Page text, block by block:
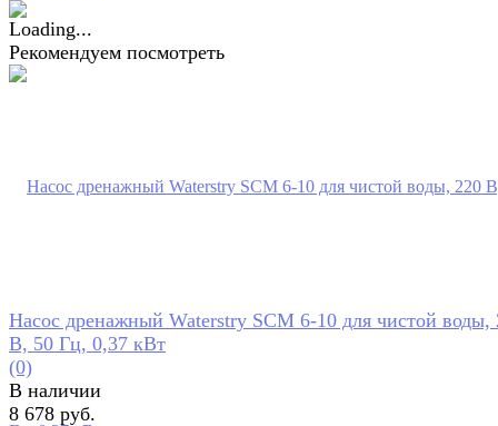
Рекомендуем посмотреть
Насос дренажный Waterstry SCM 6-10 для чистой воды,
В, 50 Гц, 0,37 кВт
(0)
В наличии
8 678 руб.